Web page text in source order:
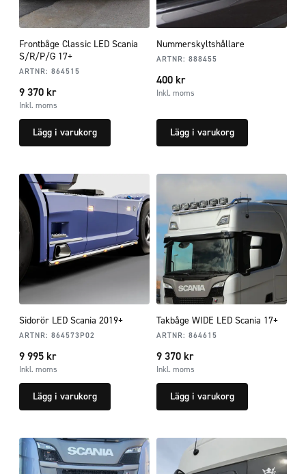
Frontbåge Classic LED Scania
S/R/P/G 17+
ARTNR: 864515
9 370 kr
Inkl. moms
Lägg i varukorg
Nummerskyltshållare
ARTNR: 888455
400 kr
Inkl. moms
Lägg i varukorg
Sidorör LED Scania 2019+
ARTNR: 864573P02
9 995 kr
Inkl. moms
Lägg i varukorg
Takbåge WIDE LED Scania 17+
ARTNR: 864615
9 370 kr
Inkl. moms
Lägg i varukorg